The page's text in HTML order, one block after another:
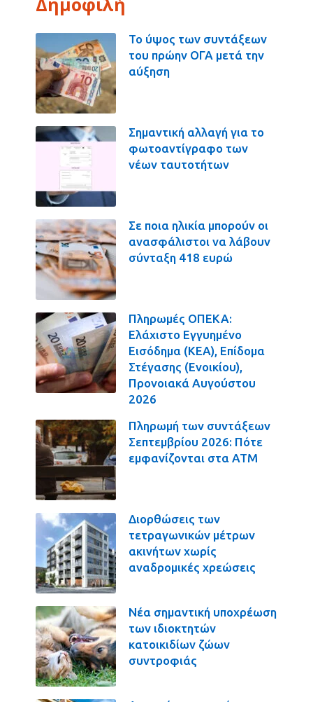
Το ύψος των συντάξεων
του πρώην ΟΓΑ μετά την
αύξηση
Σημαντική αλλαγή για το
φωτοαντίγραφο των
νέων ταυτοτήτων
Σε ποια ηλικία μπορούν οι
ανασφάλιστοι να λάβουν
σύνταξη 418 ευρώ
Πληρωμές ΟΠΕΚΑ:
Ελάχιστο Εγγυημένο
Εισόδημα (ΚΕΑ), Επίδομα
Στέγασης (Ενοικίου),
Προνοιακά Αυγούστου
2026
Πληρωμή των συντάξεων
Σεπτεμβρίου 2026: Πότε
εμφανίζονται στα ΑΤΜ
Διορθώσεις των
τετραγωνικών μέτρων
ακινήτων χωρίς
αναδρομικές χρεώσεις
Νέα σημαντική υποχρέωση
των ιδιοκτητών
κατοικιδίων ζώων
συντροφιάς